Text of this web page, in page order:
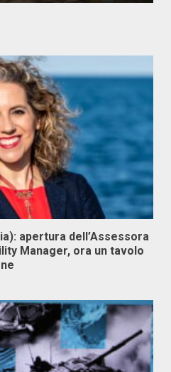
apertura dell’Assessora
Manager, ora un tavolo